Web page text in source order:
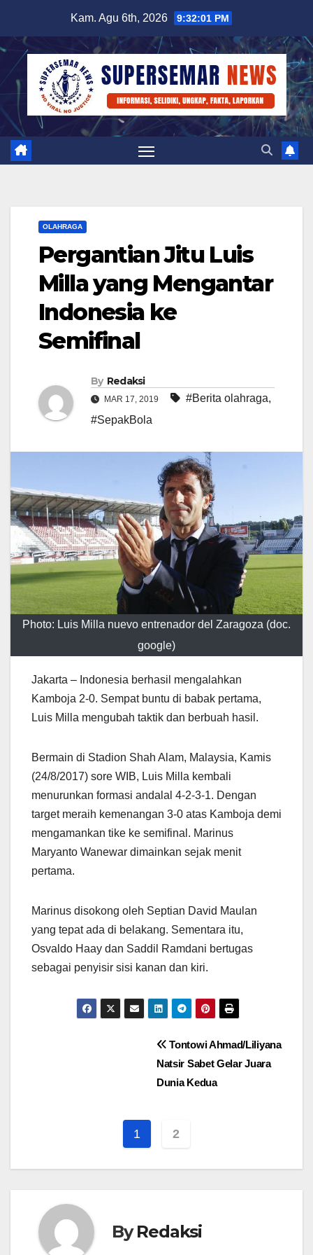
content
Kam. Agu 6th, 2026 9:32:01 PM
OLAHRAGA
Pergantian Jitu Luis
Milla yang Mengantar
Indonesia ke
Semifinal
By Redaksi
MAR 17, 2019 #Berita olahraga,
#SepakBola
Photo: Luis Milla nuevo entrenador del Zaragoza (doc.
google)
Jakarta – Indonesia berhasil mengalahkan
Kamboja 2-0. Sempat buntu di babak pertama,
Luis Milla mengubah taktik dan berbuah hasil.
Bermain di Stadion Shah Alam, Malaysia, Kamis
(24/8/2017) sore WIB, Luis Milla kembali
menurunkan formasi andalal 4-2-3-1. Dengan
target meraih kemenangan 3-0 atas Kamboja demi
mengamankan tike ke semifinal. Marinus
Maryanto Wanewar dimainkan sejak menit
pertama.
Marinus disokong oleh Septian David Maulan
yang tepat ada di belakang. Sementara itu,
Osvaldo Haay dan Saddil Ramdani bertugas
sebagai penyisir sisi kanan dan kiri.
Tontowi Ahmad/Liliyana
Natsir Sabet Gelar Juara
Dunia Kedua
1 2
ByRedaksi